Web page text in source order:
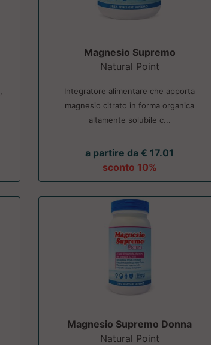
Magnesio Supremo
Natural Point
Integratore alimentare che apporta
magnesio citrato in forma organica
altamente solubile c...
a partire da € 17.01
sconto 10%
Magnesio Supremo Donna
Natural Point